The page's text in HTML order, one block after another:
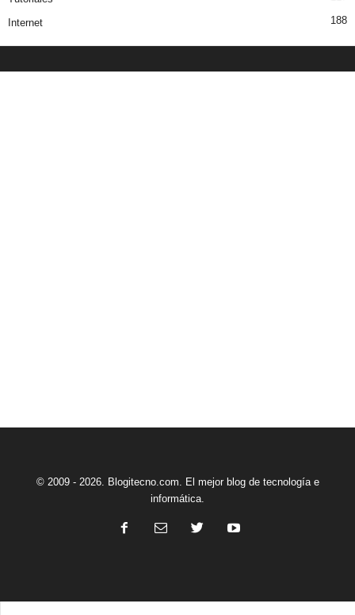
Internet 188
© 2009 - 2026. Blogitecno.com. El mejor blog de tecnología e
informática.